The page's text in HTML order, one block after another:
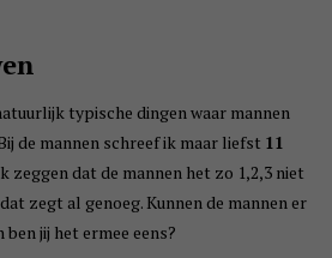
typische dingen waar mannen
de mannen schreef ik maar liefst 11
zeggen dat de mannen het zo 1,2,3 niet
zegt al genoeg. Kunnen de mannen er
jij het ermee eens?